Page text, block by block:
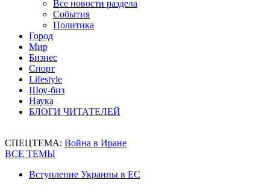
Все новости раздела
События
Политика
Город
Мир
Бизнес
Спорт
Lifestyle
Шоу-биз
Наука
БЛОГИ ЧИТАТЕЛЕЙ
СПЕЦТЕМА: Война в Иране
ВСЕ ТЕМЫ
Вступление Украины в ЕС